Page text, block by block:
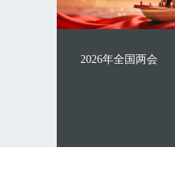
2026年全国两会